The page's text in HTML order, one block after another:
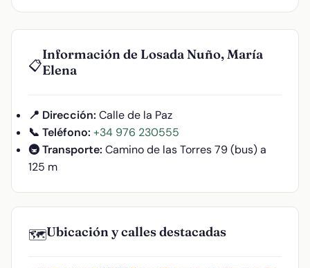
📋
Información de Losada Nuño, María
Elena
📍 Dirección: Calle de la Paz
📞 Teléfono: +34 976 230555
🚇 Transporte: Camino de las Torres 79 (bus) a
125 m
🗺️Ubicación y calles destacadas